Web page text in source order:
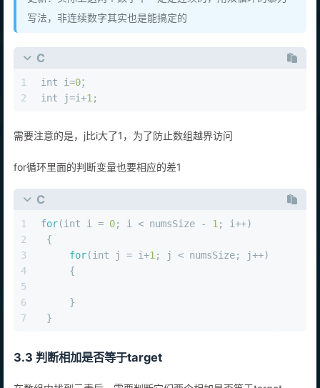
写法，非连续数字其实也是能搞定的
C
1
2
int i=0；
int j=i+1;
需要注意的是，j比i大了1，为了防止数组越界访问
for循环里面的判断变量也要相应的差1
C
1
2
3
4
5
6
7
for(int i = 0; i < numsSize - 1; i++)
{
for(int j = i+1; j < numsSize; j++)
     {
     }
}
3.3 判断相加是否等于target